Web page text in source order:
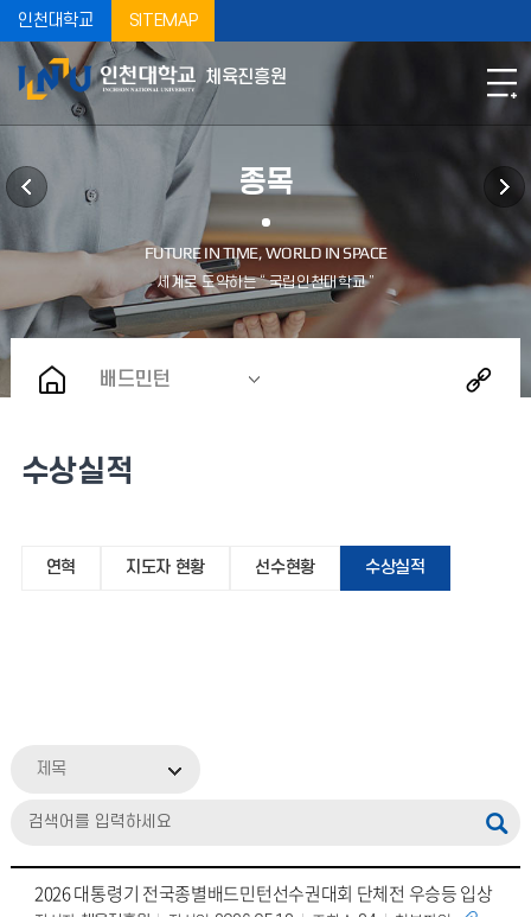
인천대학교 SITEMAP
체육진흥원
종목
배드민턴
수상실적
연혁 지도자 현황 선수현황 수상실적
제목
2026 대통령기 전국종별배드민턴선수권대회 단체전 우승등 입상